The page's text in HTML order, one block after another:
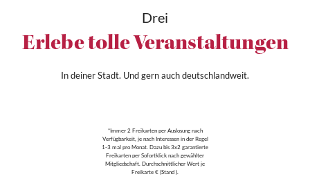
Drei
Erlebe tolle Veranstaltungen
In deiner Stadt. Und gern auch deutschlandweit.
*Immer 2 Freikarten per Auslosung nach
Verfügbarkeit, je nach Interessen in der Regel
1-3 mal pro Monat. Dazu bis 3x2 garantierte
Freikarten per Sofortklick nach gewählter
Mitgliedschaft. Durchschnittlicher Wert je
Freikarte € (Stand ).